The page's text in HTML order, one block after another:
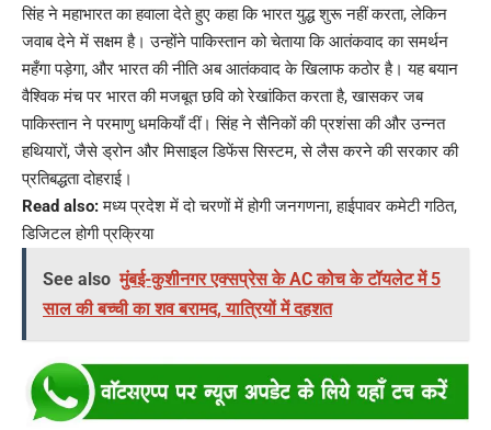
सिंह ने महाभारत का हवाला देते हुए कहा कि भारत युद्ध शुरू नहीं करता, लेकिन
जवाब देने में सक्षम है। उन्होंने पाकिस्तान को चेताया कि आतंकवाद का समर्थन
महँगा पड़ेगा, और भारत की नीति अब आतंकवाद के खिलाफ कठोर है। यह बयान
वैश्विक मंच पर भारत की मजबूत छवि को रेखांकित करता है, खासकर जब
पाकिस्तान ने परमाणु धमकियाँ दीं। सिंह ने सैनिकों की प्रशंसा की और उन्नत
हथियारों, जैसे ड्रोन और मिसाइल डिफेंस सिस्टम, से लैस करने की सरकार की
प्रतिबद्धता दोहराई।
Read also: मध्य प्रदेश में दो चरणों में होगी जनगणना, हाईपावर कमेटी गठित,
डिजिटल होगी प्रक्रिया
See also मुंबई-कुशीनगर एक्सप्रेस के AC कोच के टॉयलेट में 5
साल की बच्ची का शव बरामद, यात्रियों में दहशत